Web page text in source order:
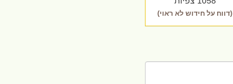
(דווח על חידוש לא ראוי)